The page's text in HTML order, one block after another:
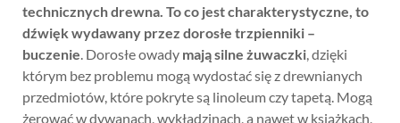
technicznych drewna. To co jest charakterystyczne, to
dźwięk wydawany przez dorosłe trzpienniki –
buczenie. Dorosłe owady mają silne żuwaczki, dzięki
którym bez problemu mogą wydostać się z drewnianych
przedmiotów, które pokryte są linoleum czy tapetą. Mogą
żerować w dywanach, wykładzinach, a nawet w książkach,